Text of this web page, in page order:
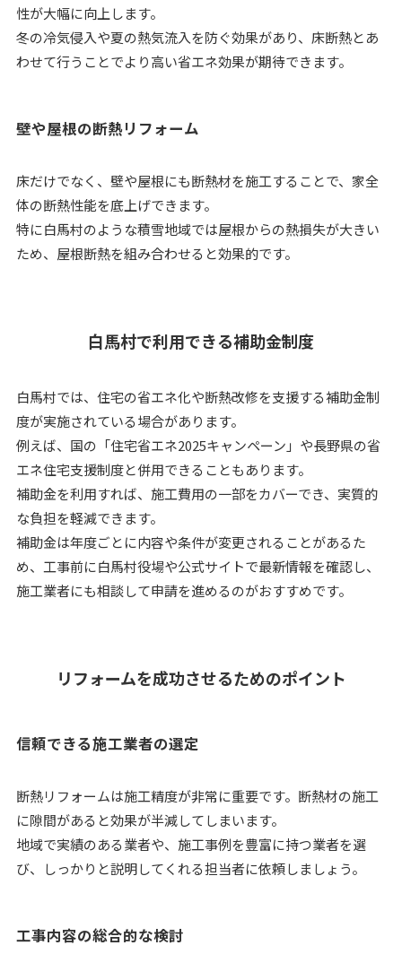
性が大幅に向上します。
冬の冷気侵入や夏の熱気流入を防ぐ効果があり、床断熱とあ
わせて行うことでより高い省エネ効果が期待できます。
壁や屋根の断熱リフォーム
床だけでなく、壁や屋根にも断熱材を施工することで、家全
体の断熱性能を底上げできます。
特に白馬村のような積雪地域では屋根からの熱損失が大きい
ため、屋根断熱を組み合わせると効果的です。
白馬村で利用できる補助金制度
白馬村では、住宅の省エネ化や断熱改修を支援する補助金制
度が実施されている場合があります。
例えば、国の「住宅省エネ2025キャンペーン」や長野県の省
エネ住宅支援制度と併用できることもあります。
補助金を利用すれば、施工費用の一部をカバーでき、実質的
な負担を軽減できます。
補助金は年度ごとに内容や条件が変更されることがあるた
め、工事前に白馬村役場や公式サイトで最新情報を確認し、
施工業者にも相談して申請を進めるのがおすすめです。
リフォームを成功させるためのポイント
信頼できる施工業者の選定
断熱リフォームは施工精度が非常に重要です。断熱材の施工
に隙間があると効果が半減してしまいます。
地域で実績のある業者や、施工事例を豊富に持つ業者を選
び、しっかりと説明してくれる担当者に依頼しましょう。
工事内容の総合的な検討